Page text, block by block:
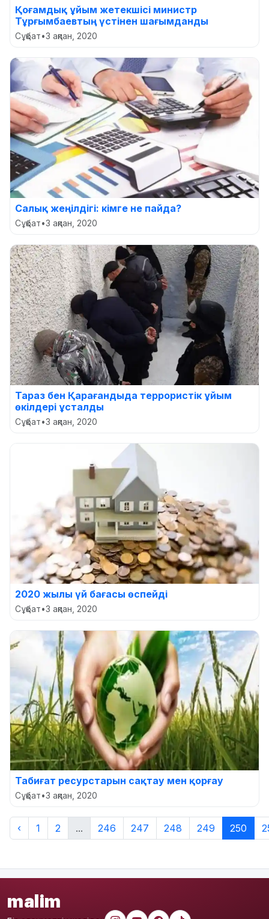
Қоғамдық ұйым жетекшісі министр
Тұрғымбаевтың үстінен шағымданды
Сұқбат•3 ақпан, 2020
Салық жеңілдігі: кімге не пайда?
Сұқбат•3 ақпан, 2020
Тараз бен Қарағандыда террористік ұйым
өкілдері ұсталды
Сұқбат•3 ақпан, 2020
2020 жылы үй бағасы өспейді
Сұқбат•3 ақпан, 2020
Табиғат ресурстарын сақтау мен қорғау
Сұқбат•3 ақпан, 2020
‹ 1 2 ... 246 247 248 249 250
malim